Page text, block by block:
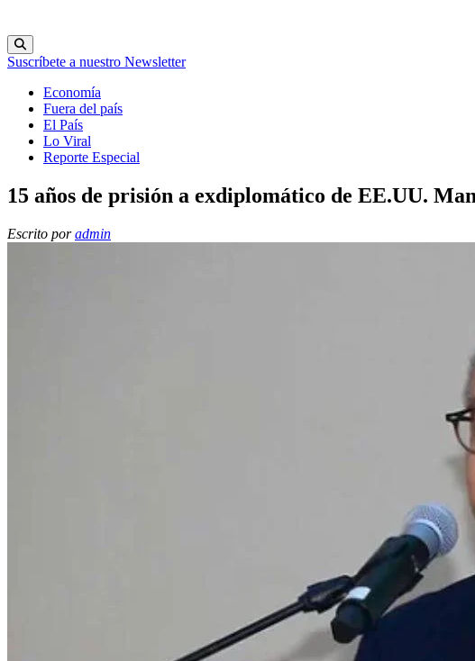
Suscríbete a nuestro Newsletter
Economía
Fuera del país
El País
Lo Viral
Reporte Especial
15 años de prisión a exdiplomático de EE.UU.
Escrito poradmin